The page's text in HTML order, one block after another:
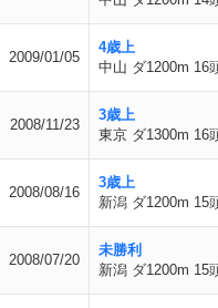
2009/01/05
4歳上
中山 ダ1200m 16
2008/11/23
3歳上
東京 ダ1300m 16
2008/08/16
3歳上
新潟 ダ1200m 15
2008/07/20
未勝利
新潟 ダ1200m 15